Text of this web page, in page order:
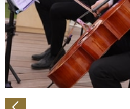
verarbeitet werden, und legen
Abschnitt Einzelheitenfest.
Wir verwenden Cookies, um
personalisieren, Funktionen für
zu können und die Zugriffe auf
analysieren. Außerdem geben
Verwendung unserer Website
soziale Medien, Werbung und